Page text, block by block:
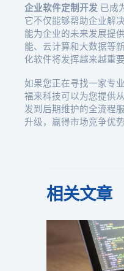
企业软件定制开发 已成
它不仅能够帮助企业解
能为企业的未来发展提
能、云计算和大数据等
化软件将发挥越来越重要
如果您正在寻找一家专
福来科技可以为您提供
发到后期维护的全流程
升级，赢得市场竞争优势
相关文章